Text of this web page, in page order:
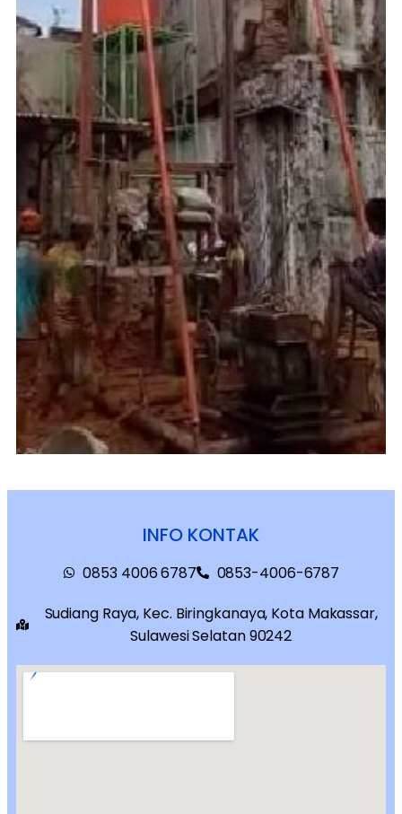
INFO KONTAK
0853 4006 6787
0853-4006-6787
Sudiang Raya, Kec. Biringkanaya, Kota Makassar,
Sulawesi Selatan 90242